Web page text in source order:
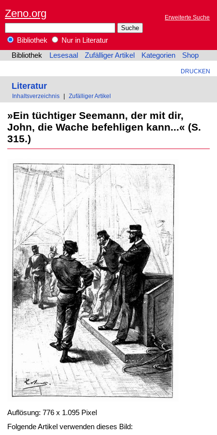
Zeno.org Erweiterte Suche
Bibliothek
Nur in Literatur
Bibliothek
Lesesaal Zufälliger Artikel Kategorien Shop
DRUCKEN
Literatur
Inhaltsverzeichnis Zufälliger Artikel
»Ein tüchtiger Seemann, der mit dir,
John, die Wache befehligen kann...« (S.
315.)
Auflösung: 776 x 1.095 Pixel
Folgende Artikel verwenden dieses Bild: